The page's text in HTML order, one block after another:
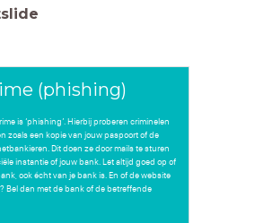
dat bedrijf en bewaak je privacy.
(phishing)
is ‘phishing’. Hierbij proberen criminelen
zoals een kopie van jouw paspoort of de
Dit doen ze door mails te sturen
instantie of jouw bank. Let altijd goed op of
ook écht van je bank is. En of de website
Bel dan met de bank of de betreffende